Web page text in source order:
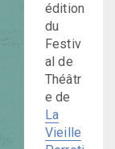
édition
du
Festiv
al de
Théâtr
e de
La
Vieille